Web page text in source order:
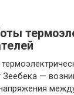
Зеебека —